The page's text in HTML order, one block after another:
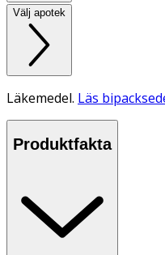
Välj apotek
Läkemedel. Läs
Produktfakta